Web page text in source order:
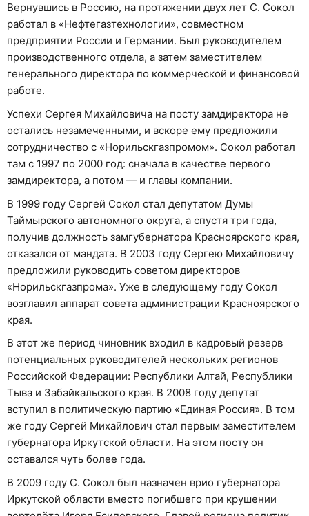
Вернувшись в Россию, на протяжении двух лет С. Сокол
работал в «Нефтегазтехнологии», совместном
предприятии России и Германии. Был руководителем
производственного отдела, а затем заместителем
генерального директора по коммерческой и финансовой
работе.
Успехи Сергея Михайловича на посту замдиректора не
остались незамеченными, и вскоре ему предложили
сотрудничество с «Норильскгазпромом». Сокол работал
там с 1997 по 2000 год: сначала в качестве первого
замдиректора, а потом — и главы компании.
В 1999 году Сергей Сокол стал депутатом Думы
Таймырского автономного округа, а спустя три года,
получив должность замгубернатора Красноярского края,
отказался от мандата. В 2003 году Сергею Михайловичу
предложили руководить советом директоров
«Норильскгазпрома». Уже в следующему году Сокол
возглавил аппарат совета администрации Красноярского
края.
В этот же период чиновник входил в кадровый резерв
потенциальных руководителей нескольких регионов
Российской Федерации: Республики Алтай, Республики
Тыва и Забайкальского края. В 2008 году депутат
вступил в политическую партию «Единая Россия». В том
же году Сергей Михайлович стал первым заместителем
губернатора Иркутской области. На этом посту он
оставался чуть более года.
В 2009 году С. Сокол был назначен врио губернатора
Иркутской области вместо погибшего при крушении